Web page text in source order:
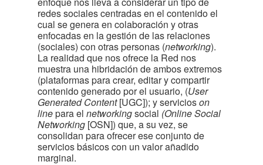
redes sociales centradas en el contenido el
cual se genera en colaboración y otras
enfocadas en la gestión de las relaciones
(sociales) con otras personas (networking).
La realidad que nos ofrece la Red nos
muestra una hibridación de ambos extremos
(plataformas para crear, editar y compartir
contenido generado por el usuario, (User
Generated Content[UGC]); y servicioson
linepara el networkingsocial (Online Social
Networking [OSN]) que, a su vez, se
consolidan para ofrecer ese conjunto de
servicios básicos con un valor añadido
marginal.